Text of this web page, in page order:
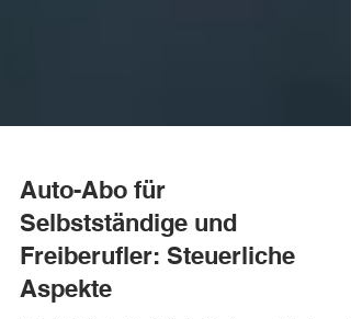
Auto-Abo für
Selbstständige und